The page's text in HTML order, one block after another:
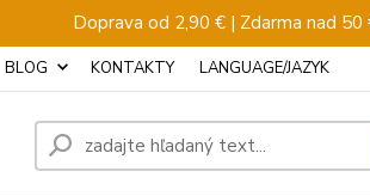
Doprava od 2,90 € | Zdarma nad
BLOG KONTAKTY LANGUAGE/JAZYK